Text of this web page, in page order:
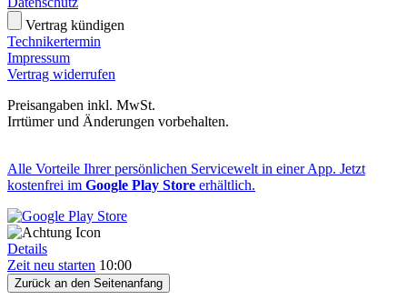
Vertrag kündigen
Technikertermin
Impressum
Vertrag widerrufen
Preisangaben inkl. MwSt.
Irrtümer und Änderungen vorbehalten.
Alle Vorteile Ihrer persönlichen Servicewelt in einer App. Jetzt
kostenfrei im Google Play Store erhältlich.
Details
Zeit neu starten 10:00
Zurück an den Seitenanfang